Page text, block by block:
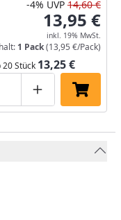
um einsmanuell
Produktmenge
In den
-4% UVP 14,60 €
13,95 €
inkl. 19% MwSt.
1 Pack(13,95 €/Pack)
20 Stück 13,25 €